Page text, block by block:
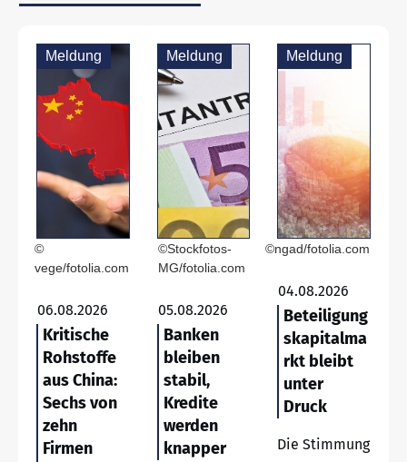
Meldung
©
vege/fotolia.com
06.08.2026
Kritische
Rohstoffe
aus China:
Sechs von
zehn
Firmen
Meldung
©Stockfotos-
MG/fotolia.com
05.08.2026
Banken
bleiben
stabil,
Kredite
werden
knapper
Meldung
©ngad/fotolia.com
04.08.2026
Beteiligung
skapitalma
rkt bleibt
unter
Druck
Die Stimmung